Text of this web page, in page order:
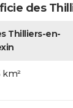
des
Thilliers-en-
km²